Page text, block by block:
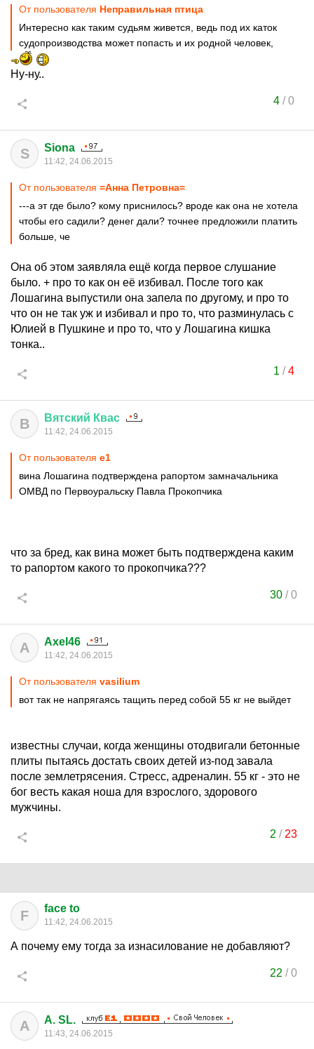
От пользователя Неправильная птица
Интересно как таким судьям живется, ведь под их каток
судопроизводства может попасть и их родной человек,
Ну-ну..
4/0
S Siona
11:42, 24.06.2015
От пользователя =Анна Петровна=
---а эт где было? кому приснилось? вроде как она не хотела
чтобы его садили? денег дали? точнее предложили платить
больше, че
Она об этом заявляла ещё когда первое слушание
было. + про то как он её избивал. После того как
Лошагина выпустили она запела по другому, и про то
что он не так уж и избивал и про то, что разминулась с
Юлией в Пушкине и про то, что у Лошагина кишка
тонка..
1 /4
В Вятский Квас
11:42, 24.06.2015
От пользователя e1
вина Лошагина подтверждена рапортом замначальника
ОМВД по Первоуральску Павла Прокопчика
что за бред, как вина может быть подтверждена каким
то рапортом какого то прокопчика???
30 /0
A Axel46
11:42, 24.06.2015
От пользователя vasilium
вот так не напрягаясь тащить перед собой 55 кг не выйдет
известны случаи, когда женщины отодвигали бетонные
плиты пытаясь достать своих детей из-под завала
после землетрясения. Стресс, адреналин. 55 кг - это не
бог весть какая ноша для взрослого, здорового
мужчины.
2 / 23
F face to
11:42, 24.06.2015
А почему ему тогда за изнасилование не добавляют?
22 /0
A A. SL.
11:43, 24.06.2015